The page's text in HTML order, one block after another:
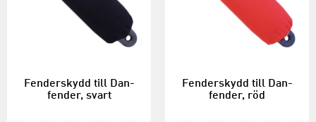
Fenderskydd till Dan-
fender, svart
Fenderskydd till Dan-
fender, röd